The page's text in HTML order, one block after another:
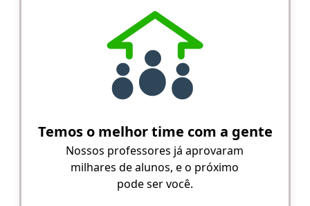
Temos o melhor time com a gente
Nossos professores já aprovaram
milhares de alunos, e o próximo
pode ser você.